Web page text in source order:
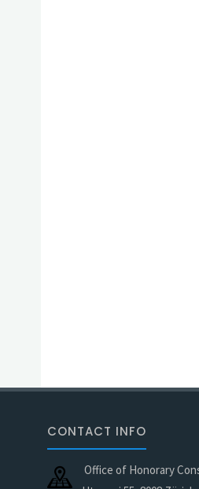
CONTACT INFO
Office of Honorary